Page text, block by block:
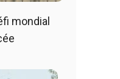
mondial